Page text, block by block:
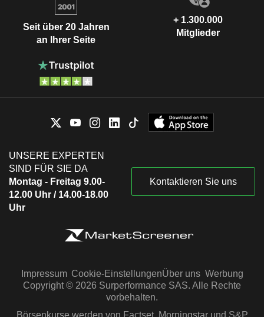
Seit über 20 Jahren
an Ihrer Seite
+ 1.300.000
Mitglieder
UNSERE EXPERTEN
SIND FÜR SIE DA
Montag - Freitag 9.00-
12.00 Uhr / 14.00-18.00
Uhr
Kontaktieren Sie uns
Impressum Cookie-EinstellungenÜber uns Werbung
Copyright © 2026 Surperformance SAS. Alle Rechte
vorbehalten.
Börsenkurse werden von Factset, Morningstar und S&P